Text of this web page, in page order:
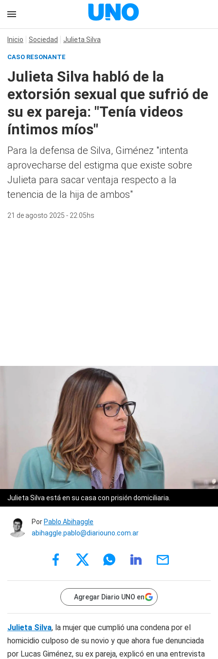
Inicio Sociedad Julieta Silva
CASO RESONANTE
Julieta Silva habló de la
extorsión sexual que sufrió de
su ex pareja: "Tenía videos
íntimos míos"
Para la defensa de Silva, Giménez "intenta
aprovecharse del estigma que existe sobre
Julieta para sacar ventaja respecto a la
tenencia de la hija de ambos"
21 de agosto 2025 - 22:05hs
Julieta Silva está en su casa con prisión domiciliaria.
Por Pablo Abihaggle
abihaggle.pablo@diariouno.com.ar
Agregar Diario UNO en
Julieta Silva, la mujer que cumplió una condena por el
homicidio culposo de su novio y que ahora fue denunciada
por Lucas Giménez, su ex pareja, explicó en una entrevista